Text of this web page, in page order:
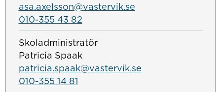
asa.axelsson@vastervik.se
010-355 43 82
Skoladministratör
Patricia Spaak
patricia.spaak@vastervik.se
010-355 14 81